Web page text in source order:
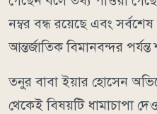
নম্বর বন্ধ রয়েছে এবং
আন্তর্জাতিক বিমানবন্দর
তনুর বাবা ইয়ার হোসেন
থেকেই বিষয়টি ধামাচাপা